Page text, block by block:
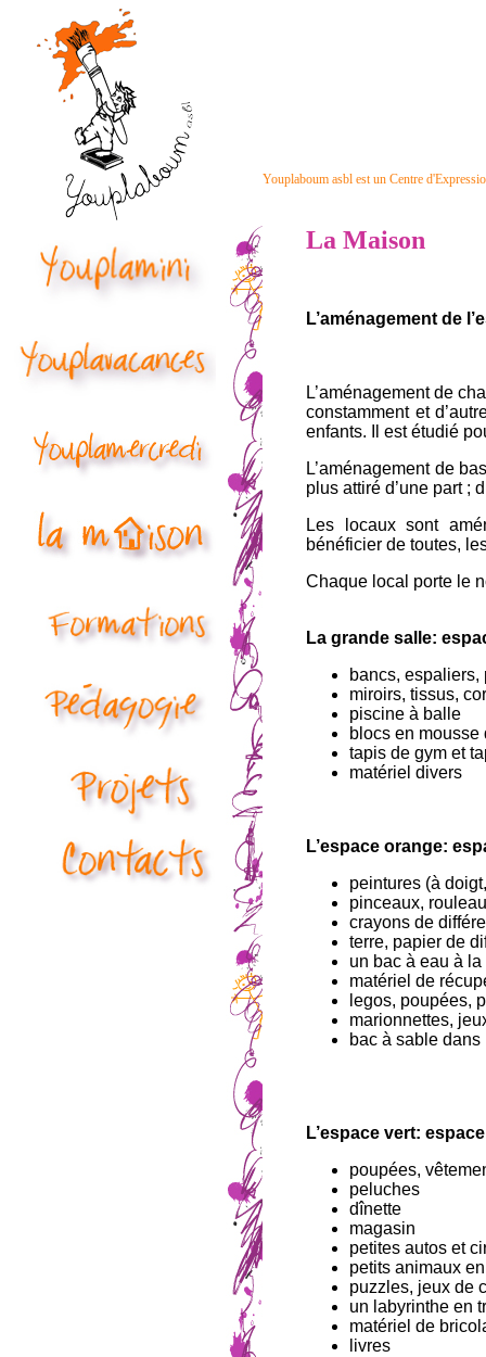
Youplaboum asbl est un Centre
La Maison
L’aménagement de
L’aménagement de
constamment et
enfants. Il est étudié
L’aménagement de
plus attiré d’une part ;
Les locaux sont
bénéficier de toutes,
Chaque local porte le
La grande salle:
bancs, espaliers,
miroirs, tissus,
piscine à balle
blocs en
tapis de gym et
matériel divers
L’espace orange:
peintures (à
pinceaux,
crayons de
terre, papier de
un bac à eau à
matériel de
legos, poupées,
marionnettes,
bac à sable
L’espace vert:
poupées,
peluches
dînette
magasin
petites autos et
petits animaux
puzzles, jeux de
un labyrinthe en
matériel de
livres